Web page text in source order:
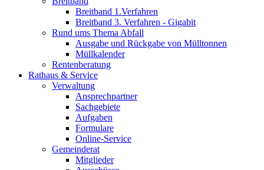
Breitband 1.Verfahren
Breitband 3. Verfahren - Gigabit
Rund ums Thema Abfall
Ausgabe und Rückgabe von Mülltonnen
Müllkalender
Rentenberatung
Rathaus & Service
Verwaltung
Ansprechpartner
Sachgebiete
Aufgaben
Formulare
Online-Service
Gemeinderat
Mitglieder